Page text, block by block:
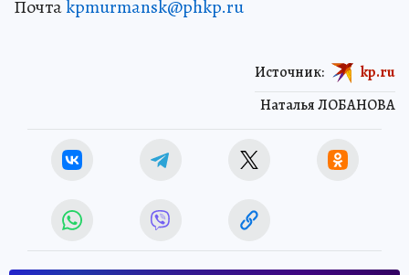
Почтаkpmurmansk@phkp.ru
Наталья ЛОБАНОВА
Источник: kp.ru